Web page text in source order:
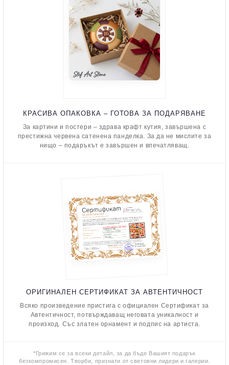
КРАСИВА ОПАКОВКА – ГОТОВА ЗА ПОДАРЯВАНЕ
За картини и постери – здрава крафт кутия, завършена с
престижна червена сатенена панделка. За да не мислите за
нищо – подаръкът е завършен и впечатляващ.
ОРИГИНАЛЕН СЕРТИФИКАТ ЗА АВТЕНТИЧНОСТ
Всяко произведение пристига с официален Сертификат за
Автентичност, потвърждаващ неговата уникалност и
произход. Със златен орнамент и подпис на артиста.
*Грижим се за всеки детайл, за да бъде Вашият подарък
безкомпромисен. Творби, признати от световни лидери и галерии.